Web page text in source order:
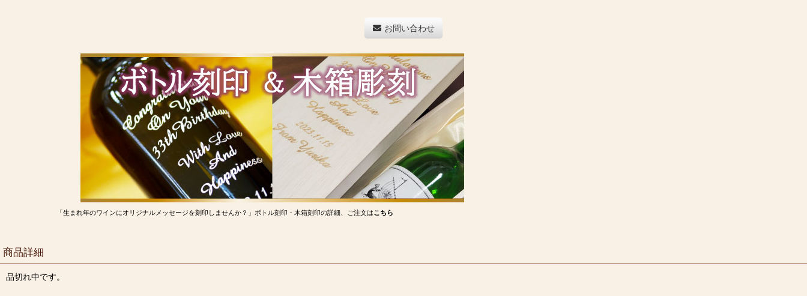
お問い合わせ
「生まれ年のワインにオリジナルメッセージを刻印しませんか？」ボトル刻印・木箱刻印の詳細、ご注文はこちら
商品詳細
品切れ中です。